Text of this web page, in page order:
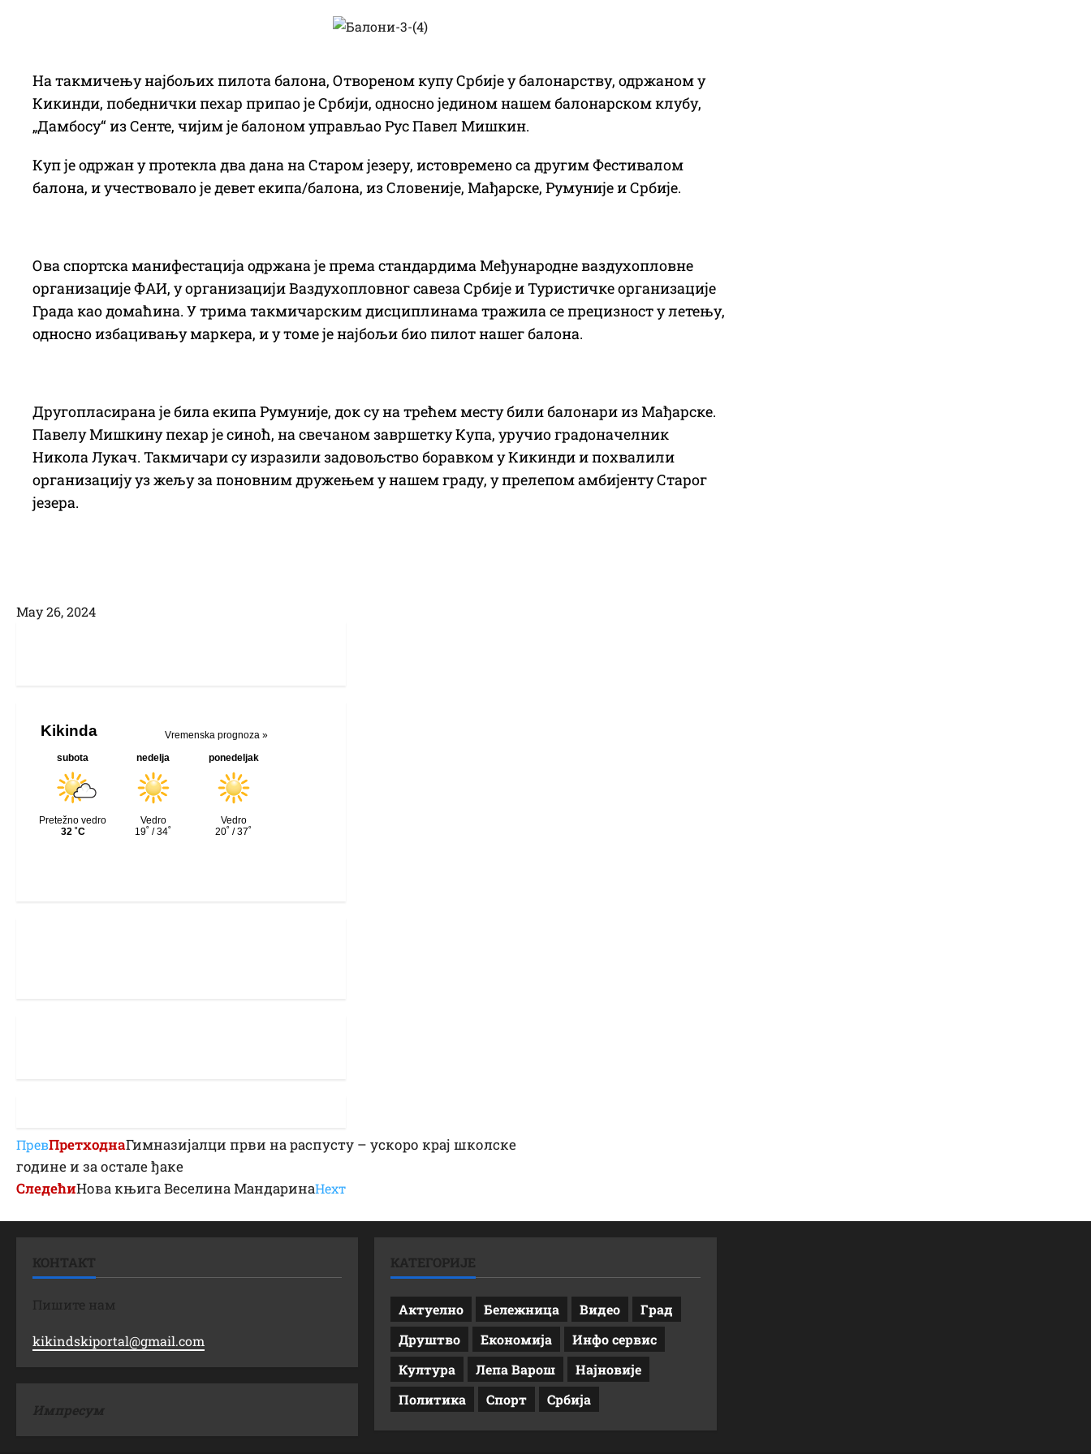
На такмичењу најбољих пилота балона, Отвореном купу Србије у балонарству, одржаном у
Кикинди, победнички пехар припао је Србији, односно једином нашем балонарском клубу,
„Дамбосу“ из Сенте, чијим је балоном управљао Рус Павел Мишкин.
Куп је одржан у протекла два дана на Старом језеру, истовремено са другим Фестивалом
балона, и учествовало је девет екипа/балона, из Словеније, Мађарске, Румуније и Србије.
Ова спортска манифестација одржана је према стандардима Међународне ваздухопловне
организације ФАИ, у организацији Ваздухопловног савеза Србије и Туристичке организације
Града као домаћина. У трима такмичарским дисциплинама тражила се прецизност у летењу,
односно избацивању маркера, и у томе је најбољи био пилот нашег балона.
Другопласирана је била екипа Румуније, док су на трећем месту били балонари из Мађарске.
Павелу Мишкину пехар је синоћ, на свечаном завршетку Купа, уручио градоначелник
Никола Лукач. Такмичари су изразили задовољство боравком у Кикинди и похвалили
организацију уз жељу за поновним дружењем у нашем граду, у прелепом амбијенту Старог
језера.
Маy 26, 2024
ПревПретходнаГимназијалци први на распусту – ускоро крај школске
године и за остале ђаке
СледећиНова књига Веселина МандаринаНеxт
КОНТАКТ
Пишите нам
kikindskiportal@gmail.com
Импресум
КАТЕГОРИЈЕ
Актуелно Бележница Видео
Град
Друштво
Економија
Инфо сервис
Култура
Лепа Варош
Најновије
Политика
Спорт Србија